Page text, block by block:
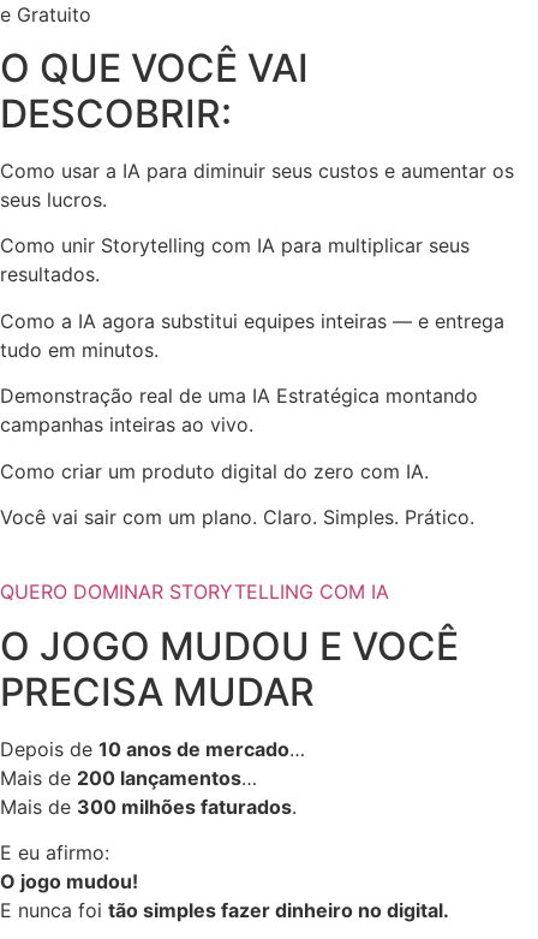
e Gratuito
O QUE VOCÊ VAI
DESCOBRIR:
Como usar a IA para diminuir seus custos e aumentar os
seus lucros.
Como unir Storytelling com IA para multiplicar seus
resultados.
Como a IA agora substitui equipes inteiras — e entrega
tudo em minutos.
Demonstração real de uma IA Estratégica montando
campanhas inteiras ao vivo.
Como criar um produto digital do zero com IA.
Você vai sair com um plano. Claro. Simples. Prático.
QUERO DOMINAR STORYTELLING COM IA
O JOGO MUDOU E VOCÊ
PRECISA MUDAR
Depois de 10 anos de mercado…
Mais de 200 lançamentos…
Mais de 300 milhões faturados.
E eu afirmo:
O jogo mudou!
E nunca foi tão simples fazer dinheiro no digital.